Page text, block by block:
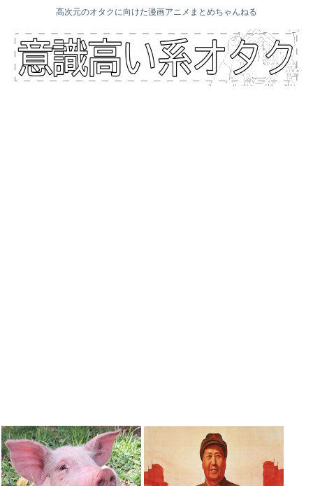
高次元のオタクに向けた漫画アニメまとめちゃんねる